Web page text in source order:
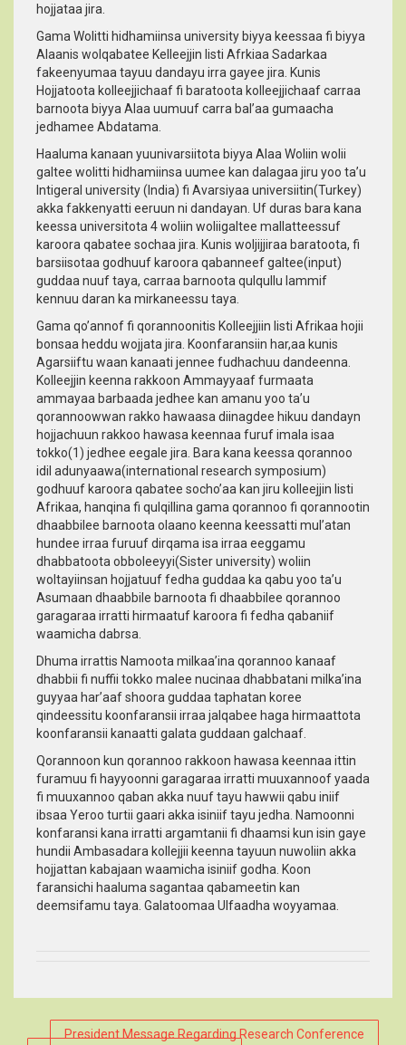
hojjataa jira.
Gama Wolitti hidhamiinsa university biyya keessaa fi biyya
Alaanis wolqabatee Kelleejjin Iisti Afrkiaa Sadarkaa
fakeenyumaa tayuu dandayu irra gayee jira. Kunis
Hojjatoota kolleejjichaaf fi baratoota kolleejjichaaf carraa
barnoota biyya Alaa uumuuf carra bal’aa gumaacha
jedhamee Abdatama.
Haaluma kanaan yuunivarsiitota biyya Alaa Woliin wolii
galtee wolitti hidhamiinsa uumee kan dalagaa jiru yoo ta’u
Intigeral university (India) fi Avarsiyaa universiitin(Turkey)
akka fakkenyatti eeruun ni dandayan. Uf duras bara kana
keessa universitota 4 woliin woliigaltee mallatteessuf
karoora qabatee sochaa jira. Kunis woljijjiraa baratoota, fi
barsiisotaa godhuuf karoora qabanneef galtee(input)
guddaa nuuf taya, carraa barnoota qulqullu lammif
kennuu daran ka mirkaneessu taya.
Gama qo’annof fi qorannoonitis Kolleejjiin Iisti Afrikaa hojii
bonsaa heddu wojjata jira. Koonfaransiin har,aa kunis
Agarsiiftu waan kanaati jennee fudhachuu dandeenna.
Kolleejjin keenna rakkoon Ammayyaaf furmaata
ammayaa barbaada jedhee kan amanu yoo ta’u
qorannoowwan rakko hawaasa diinagdee hikuu dandayn
hojjachuun rakkoo hawasa keennaa furuf imala isaa
tokko(1) jedhee eegale jira. Bara kana keessa qorannoo
idil adunyaawa(international research symposium)
godhuuf karoora qabatee socho’aa kan jiru kolleejjin Iisti
Afrikaa, hanqina fi qulqillina gama qorannoo fi qorannootin
dhaabbilee barnoota olaano keenna keessatti mul’atan
hundee irraa furuuf dirqama isa irraa eeggamu
dhabbatoota obboleeyyi(Sister university) woliin
woltayiinsan hojjatuuf fedha guddaa ka qabu yoo ta’u
Asumaan dhaabbile barnoota fi dhaabbilee qorannoo
garagaraa irratti hirmaatuf karoora fi fedha qabaniif
waamicha dabrsa.
Dhuma irrattis Namoota milkaa’ina qorannoo kanaaf
dhabbii fi nuffii tokko malee nucinaa dhabbatani milka’ina
guyyaa har’aaf shoora guddaa taphatan koree
qindeessitu koonfaransii irraa jalqabee haga hirmaattota
koonfaransii kanaatti galata guddaan galchaaf.
Qorannoon kun qorannoo rakkoon hawasa keennaa ittin
furamuu fi hayyoonni garagaraa irratti muuxannoof yaada
fi muuxannoo qaban akka nuuf tayu hawwii qabu iniif
ibsaa Yeroo turtii gaari akka isiniif tayu jedha. Namoonni
konfaransi kana irratti argamtanii fi dhaamsi kun isin gaye
hundii Ambasadara kollejjii keenna tayuun nuwoliin akka
hojjattan kabajaan waamicha isiniif godha. Koon
faransichi haaluma sagantaa qabameetin kan
deemsifamu taya. Galatoomaa Ulfaadha woyyamaa.
President Message Regarding Research Conference